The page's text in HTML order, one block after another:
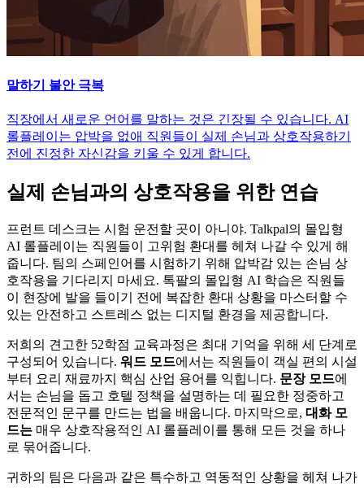
말하기 불안 극복
직장에서 새로운 언어를 말하는 것은 긴장될 수 있습니다. AI
롤플레이는 압박을 없애 직원들이 실제 손님과 상호작용하기
전에 진정한 자신감을 키울 수 있게 합니다.
실제 손님과의 상호작용을 위한 연습
프런트 데스크는 시험 운전할 곳이 아니야. Talkpal의 몰입형
AI 롤플레이는 직원들이 고위험 환대를 헤쳐 나갈 수 있게 해
줍니다. 팀의 스페인어를 시험하기 위해 압박감 있는 손님 상
호작용을 기다리지 마세요. 톡팔의 몰입형 AI 학습은 직원들
이 현장에 발을 들이기 전에 복잡한 환대 상황을 마스터할 수
있는 안전하고 스트레스 없는 디지털 환경을 제공합니다.
저희의 견고한 52학점 교육과정은 최대 기억을 위해 세 단계로
구성되어 있습니다. 워드 모드에서는 직원들이 객실 편의 시설
부터 요리 재료까지 핵심 산업 용어를 익힙니다. 문장 모드에
서는 손님을 돕고 호텔 정책을 설명하는 데 필요한 정중하고
전문적인 문구를 만드는 법을 배웁니다. 마지막으로, 대화 모
드는 매우 상호작용적인 AI 롤플레이를 통해 모든 것을 하나
로 묶어줍니다.
귀하의 팀은 다음과 같은 특수하고 역동적인 상황을 헤쳐 나가